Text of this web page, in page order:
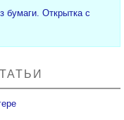
бумаги. Открытка с